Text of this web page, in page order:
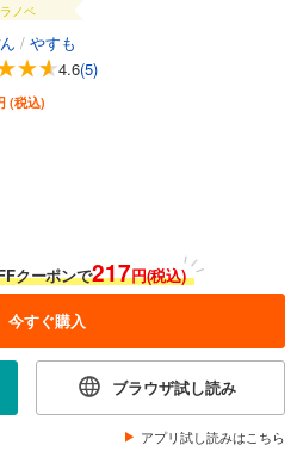
ラノベ
/ やすも
4.6(5)
(税込)
クーポンで217円(税込)
今すぐ購入
ブラウザ試し読み
アプリ試し読みはこちら